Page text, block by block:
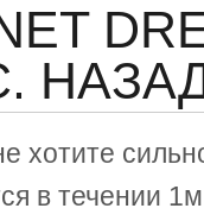
хотите
в течении